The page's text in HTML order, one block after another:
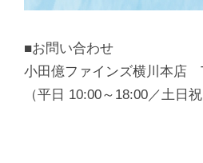
■お問い合わせ
小田億ファインズ横川本店
（平日 10:00～18:00／土日